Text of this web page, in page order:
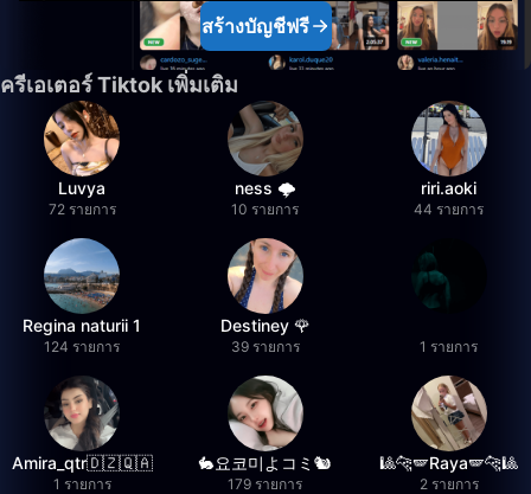
สร้างบัญชีฟรี
ครีเอเตอร์ Tiktok เพิ่มเติม
Luvya
72 รายการ
ness 🌩️
10 รายการ
riri.aoki
44 รายการ
Regina naturii 1
124 รายการ
Destiney 🌹
39 รายการ 1 รายการ
Amira_qtr🇩🇿🇶🇦
1 รายการ
🐇요코미よコミ🐿
179 รายการ
🎱🐆🪽Raya🪽🐆🎱
2 รายการ